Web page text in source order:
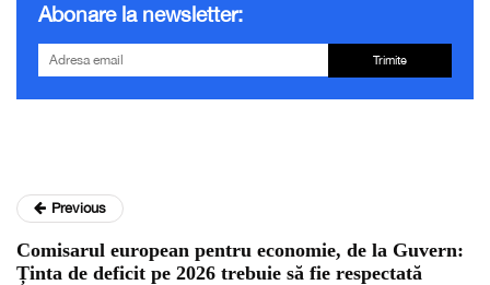
Abonare la newsletter:
Trimite
Previous
Comisarul european pentru economie, de la Guvern:
Ținta de deficit pe 2026 trebuie să fie respectată